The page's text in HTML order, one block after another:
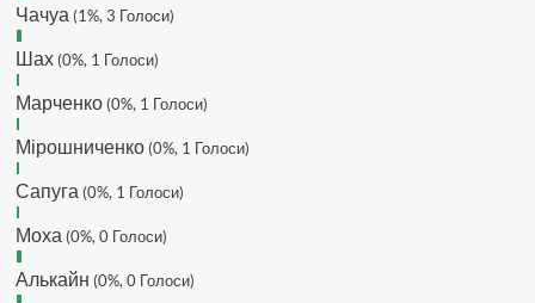
провалу 🙁
Hatsyk:Makiavelli, вітаємо на
буде ще активніший з часом)
Hatsyk:Та Кузик ще ок, а
перспективи, хз хз
трансляцію товарняка з Минаєм
https://www.youtube.com/live/Qb1ebGeOfZ8?
si=GU46Q4zlJQd2L-W8
Чачуа (1%, 3 Голоси)
Шах (0%, 1 Голоси)
Марченко (0%, 1 Голоси)
Мірошниченко (0%, 1 Голоси)
Сапуга (0%, 1 Голоси)
Моха (0%, 0 Голоси)
Алькайн (0%, 0 Голоси)